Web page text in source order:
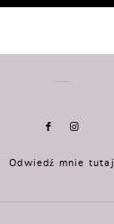
Odwiedź mnie tutaj